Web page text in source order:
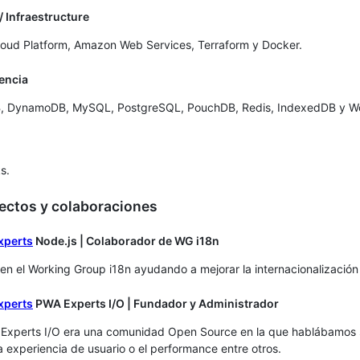
Infraestructure
Platform, Amazon Web Services, Terraform y Docker.
DynamoDB, MySQL, PostgreSQL, PouchDB, Redis, IndexedDB y
y colaboraciones
Node.js | Colaborador de WG i18n
el Working Group i18n ayudando a mejorar la
PWA Experts I/O | Fundador y Administrador
Experts I/O era una comunidad Open Source en la que
experiencia de usuario o el performance entre otros.